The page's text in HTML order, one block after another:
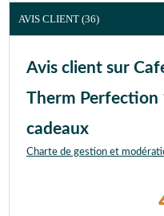
AVIS CLIENT (36)
Avis client sur
Therm Perfection
cadeaux
Charte de gestion et